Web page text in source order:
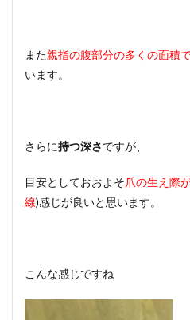
また親指の腹部分の多くの面積
います。
さらに持つ深さですが、
目安としておおよそ爪の生え際
線)感じが良いと思います。
こんな感じですね